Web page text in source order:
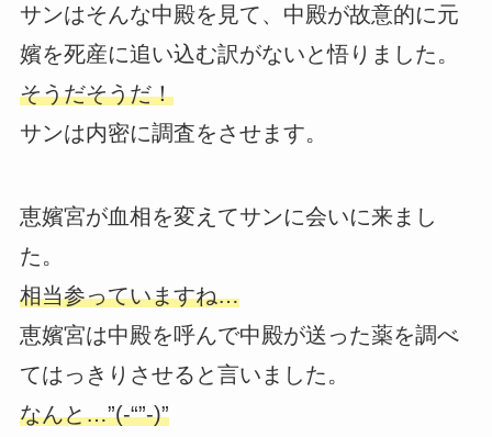
サンはそんな中殿を見て、中殿が故意的に元
嬪を死産に追い込む訳がないと悟りました。
そうだそうだ！
サンは内密に調査をさせます。
恵嬪宮が血相を変えてサンに会いに来まし
た。
相当参っていますね…
恵嬪宮は中殿を呼んで中殿が送った薬を調べ
てはっきりさせると言いました。
なんと…”(-“”-)”